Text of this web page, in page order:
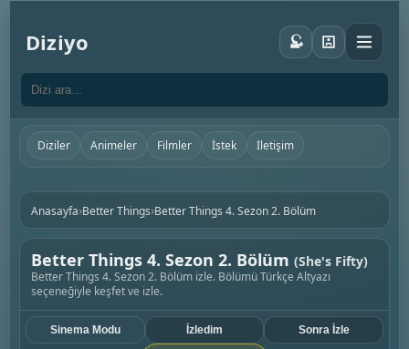
Diziyo
Diziler Animeler Filmler İstek İletişim
Anasayfa›Better Things›Better Things 4. Sezon 2. Bölüm
Better Things 4. Sezon 2. Bölüm (She's Fifty)
Better Things 4. Sezon 2. Bölüm izle. Bölümü Türkçe Altyazı
seçeneğiyle keşfet ve izle.
Sinema Modu İzledim Sonra İzle